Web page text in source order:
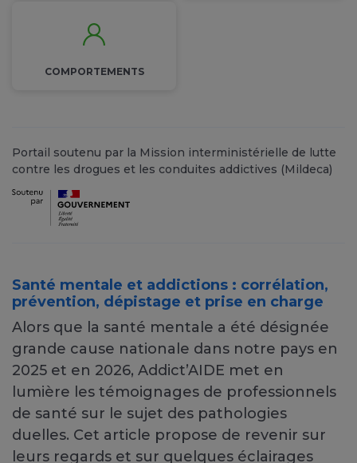
COMPORTEMENTS
Portail soutenu par la Mission interministérielle de lutte
contre les drogues et les conduites addictives (Mildeca)
Santé mentale et addictions : corrélation,
prévention, dépistage et prise en charge
Alors que la santé mentale a été désignée
grande cause nationale dans notre pays en
2025 et en 2026, Addict’AIDE met en
lumière les témoignages de professionnels
de santé sur le sujet des pathologies
duelles. Cet article propose de revenir sur
leurs regards et sur quelques éclairages